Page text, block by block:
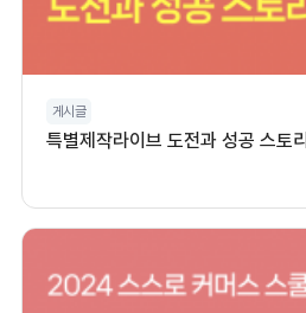
게시글
특별제작라이브 도전과 성공 스토리